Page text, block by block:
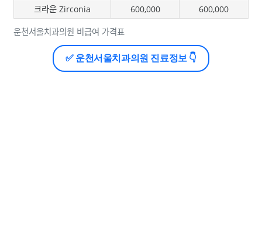
운천서울치과의원 비급여 가격표
크라운 Zirconia
600,000 600,000
✅ 운천서울치과의원 진료정보 👇